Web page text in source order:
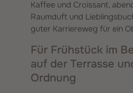
Kaffee und Croissant,
Raumduft und
guter Karriereweg für ein
Für Frühstück im
auf der Terrasse
Ordnung